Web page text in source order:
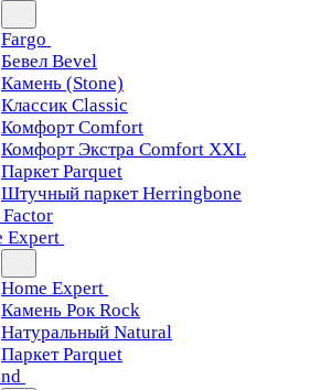
Fargo
Бевел Bevel
Камень (Stone)
Классик Classic
Комфорт Comfort
Комфорт Экстра Comfort XXL
Паркет Parquet
Штучный паркет Herringbone
Expert
Home Expert
Камень Рок Rock
Натуральный Natural
Паркет Parquet